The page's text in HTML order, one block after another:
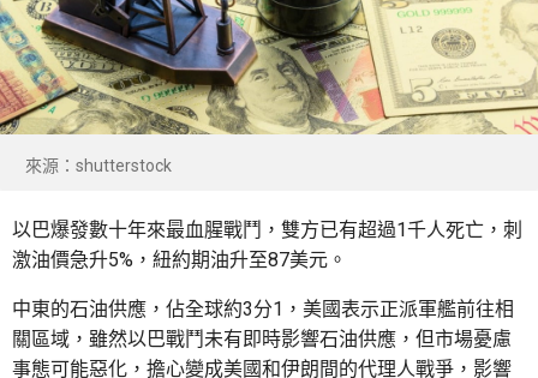
來源：shutterstock
以巴爆發數十年來最血腥戰鬥，雙方已有超過1千人死亡，刺
激油價急升5%，紐約期油升至87美元。
中東的石油供應，佔全球約3分1，美國表示正派軍艦前往相
關區域，雖然以巴戰鬥未有即時影響石油供應，但市場憂慮
事態可能惡化，擔心變成美國和伊朗間的代理人戰爭，影響